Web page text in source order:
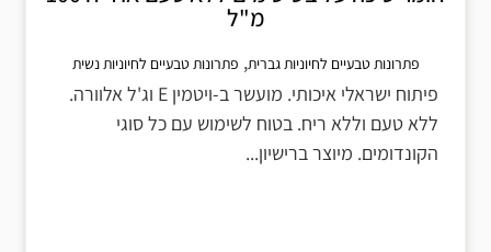
מ"ל
פתרונות טבעיים לחיוניות גברית, פתרונות טבעיים לחיוניות נשית
פיתוח ישראלי איכותי. מועשר ב-ויטמין E וג'ל אלוורה.
ללא טעם וללא ריח. בטוח לשימוש עם כל סוגי
הקונדומים. מיוצר ברישיון...